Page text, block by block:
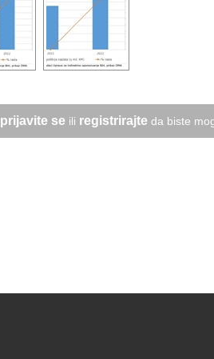
prijavite se ili registrirajte da biste